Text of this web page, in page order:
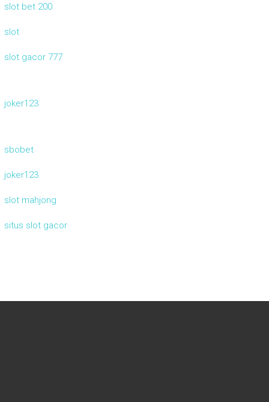
slot bet 200
slot
slot gacor 777
joker123
sbobet
joker123
slot mahjong
situs slot gacor